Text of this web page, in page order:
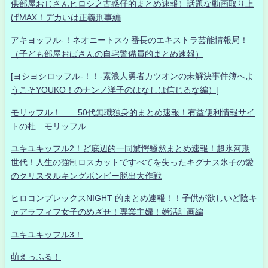
供部屋おじさんヒロシ之古惑仔的まとめ速報）話題な動画取り上
げMAX！デカいは正義刑事編
アキヨッフル-！ネオニートスケ番長のエキストラ芸能情報局！
（子ども部屋おばさんの自宅警備員的まとめ速報）
[ヨシヨシロッフル-！！-素浪人勇者カツオンの未解決事件簿へよ
うこそYOUKO！のナンノ洋子のはなしは信じるな編）]
モリッフル！ 50代無職独身的まとめ速報！有益便利情報サイ
トの杜 モリッフル
ユキユキッフル2！ど底辺的一同驚愕騒然まとめ速報！超氷河期
世代！人生の強制ロスカットですべてを失ったキグナス氷子の愛
のクリスタルキングボンビー脱出大作戦
ヒロコンプレックスNIGHT 的まとめ速報！！子供が欲しいど陰キ
ャアラフィフ女子のめざせ！専業主婦！婚活計画編
ユキユキッフル3！
萌えっふる！